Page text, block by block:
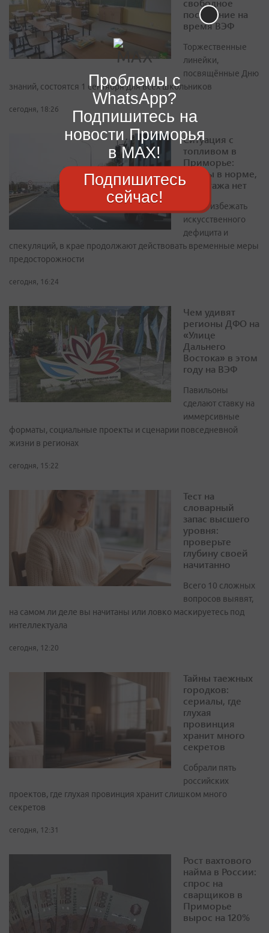
свободное
посещение на
время ВЭФ
Торжественные
линейки,
посвящённые Дню
знаний, состоятся 1 сентября для всех школьников
сегодня, 18:26
Ситуация с
топливом в
Приморье:
запасы в норме,
ажиотажа нет
Чтобы избежать
искусственного
дефицита и
спекуляций, в крае продолжают действовать временные меры
предосторожности
сегодня, 16:24
Чем удивят
регионы ДФО на
«Улице
Дальнего
Востока» в этом
году на ВЭФ
Павильоны
сделают ставку на
иммерсивные
форматы, социальные проекты и сценарии повседневной
жизни в регионах
сегодня, 15:22
Тест на
словарный
запас высшего
уровня:
проверьте
глубину своей
начитанно
Всего 10 сложных
вопросов выявят,
на самом ли деле вы начитаны или ловко маскируетесь под
интеллектуала
сегодня, 12:20
Тайны таежных
городков:
сериалы, где
глухая
провинция
хранит много
секретов
Собрали пять
российских
проектов, где глухая провинция хранит слишком много
секретов
сегодня, 12:31
Рост вахтового
найма в России:
спрос на
сварщиков в
Приморье
вырос на 120%
Проблемы с
WhatsApp?
Подпишитесь на
новости Приморья
в MAX!
Подпишитесь
сейчас!